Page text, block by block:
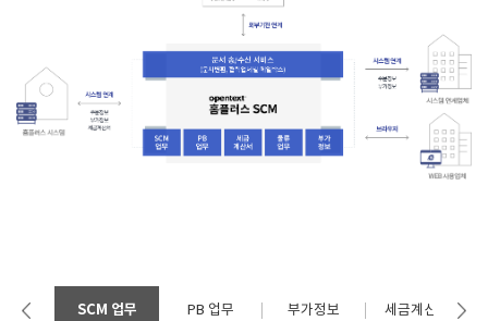
SCM 업무 PB 업무 부가정보 세금계산서